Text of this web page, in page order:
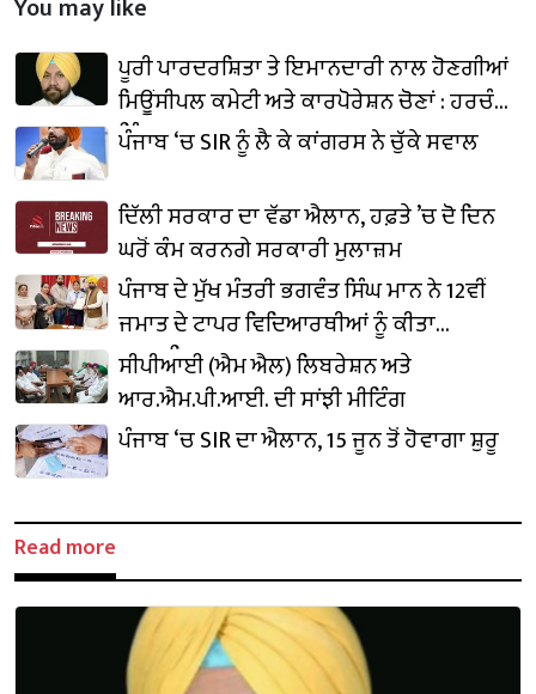
You may like
ਪੂਰੀ ਪਾਰਦਰਸ਼ਿਤਾ ਤੇ ਇਮਾਨਦਾਰੀ ਨਾਲ ਹੋਣਗੀਆਂ
ਮਿਊਂਸੀਪਲ ਕਮੇਟੀ ਅਤੇ ਕਾਰਪੋਰੇਸ਼ਨ ਚੋਣਾਂ : ਹਰਚੰਦ
ਸਿੰਘ ਬਰਸਟ
ਪੰਜਾਬ ‘ਚ SIR ਨੂੰ ਲੈ ਕੇ ਕਾਂਗਰਸ ਨੇ ਚੁੱਕੇ ਸਵਾਲ
ਦਿੱਲੀ ਸਰਕਾਰ ਦਾ ਵੱਡਾ ਐਲਾਨ, ਹਫ਼ਤੇ ’ਚ ਦੋ ਦਿਨ
ਘਰੋਂ ਕੰਮ ਕਰਨਗੇ ਸਰਕਾਰੀ ਮੁਲਾਜ਼ਮ
ਪੰਜਾਬ ਦੇ ਮੁੱਖ ਮੰਤਰੀ ਭਗਵੰਤ ਸਿੰਘ ਮਾਨ ਨੇ 12ਵੀਂ
ਜਮਾਤ ਦੇ ਟਾਪਰ ਵਿਦਿਆਰਥੀਆਂ ਨੂੰ ਕੀਤਾ
ਸਨਮਾਨਿਤ
ਸੀਪੀਆਈ (ਐਮ ਐਲ) ਲਿਬਰੇਸ਼ਨ ਅਤੇ
ਆਰ.ਐਮ.ਪੀ.ਆਈ. ਦੀ ਸਾਂਝੀ ਮੀਟਿੰਗ
ਪੰਜਾਬ ‘ਚ SIR ਦਾ ਐਲਾਨ, 15 ਜੂਨ ਤੋਂ ਹੋਵਾਗਾ ਸ਼ੁਰੂ
Read more